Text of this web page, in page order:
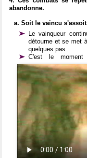
abandonne.
a. Soit le vaincu
Le vainqueur
détourne et se met
quelques pas.
C'est le